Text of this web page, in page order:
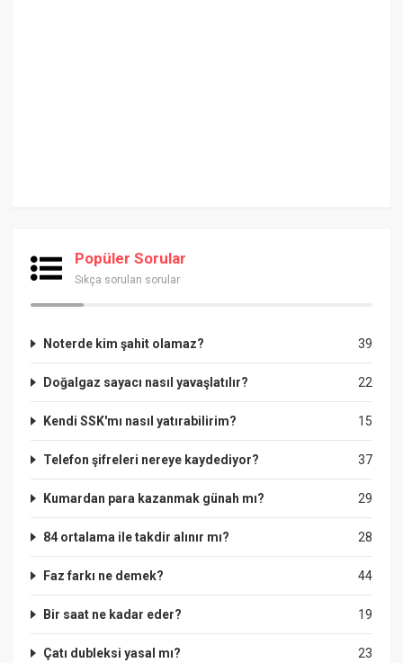
Popüler Sorular
Sıkça sorulan sorular
39
Noterde kim şahit olamaz?
22
Doğalgaz sayacı nasıl yavaşlatılır?
15
Kendi SSK'mı nasıl yatırabilirim?
37
Telefon şifreleri nereye kaydediyor?
29
Kumardan para kazanmak günah mı?
28
84 ortalama ile takdir alınır mı?
44
Faz farkı ne demek?
19
Bir saat ne kadar eder?
23
Çatı dubleksi yasal mı?